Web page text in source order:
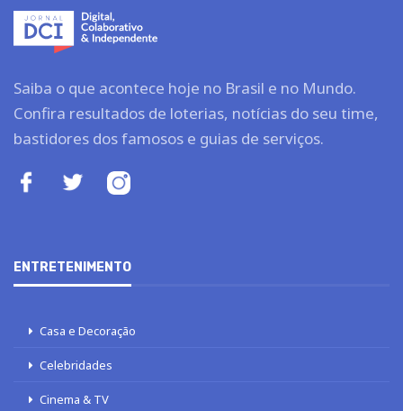
Saiba o que acontece hoje no Brasil e no Mundo.
Confira resultados de loterias, notícias do seu time,
bastidores dos famosos e guias de serviços.
ENTRETENIMENTO
Casa e Decoração
Celebridades
Cinema & TV